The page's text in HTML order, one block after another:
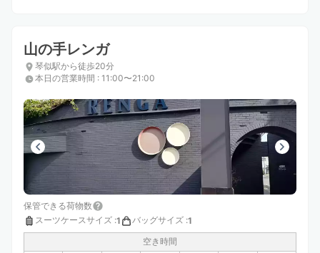
山の手レンガ
琴似駅から徒歩20分
本日の営業時間 : 11:00〜21:00
保管できる荷物数
スーツケースサイズ :1 バッグサイズ :1
空き時間